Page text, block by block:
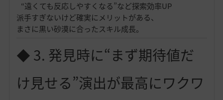
“遠くても反応しやすくなる”など探索効率UP
派手すぎないけど確実にメリットがある、
まさに黒い砂漠に合ったスキル成長。
◆ 3. 発見時に“まず期待値だ
け見せる”演出が最高にワクワ